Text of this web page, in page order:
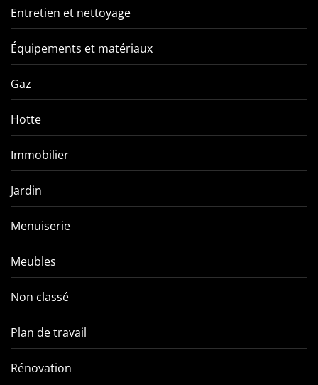
Entretien et nettoyage
Équipements et matériaux
Gaz
Hotte
Immobilier
Jardin
Menuiserie
Meubles
Non classé
Plan de travail
Rénovation